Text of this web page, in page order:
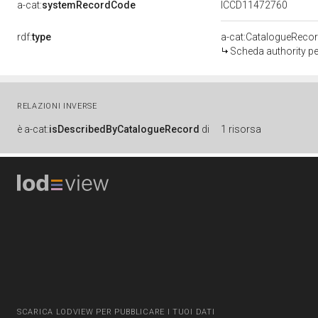
a-cat:systemRecordCode ICCD11472760
rdf:type
a-
Scheda authority
RELAZIONI INVERSE
è a-cat:isDescribedByCatalogueRecord di 1 risorsa
SCARICA LODVIEW PER PUBBLICARE I TUOI DATI